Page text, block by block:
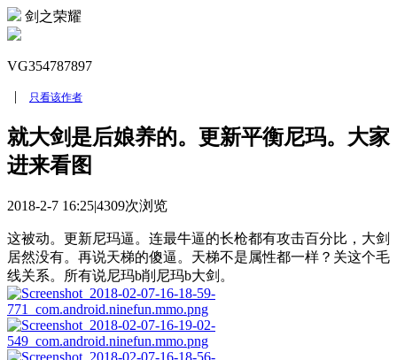
剑之荣耀
VG354787897
|
只看该作者
就大剑是后娘养的。更新平衡尼玛。大家
进来看图
2018-2-7 16:25|4309次浏览
这被动。更新尼玛逼。连最牛逼的长枪都有攻击百分比，大剑
居然没有。再说天梯的傻逼。天梯不是属性都一样？关这个毛
线关系。所有说尼玛b削尼玛b大剑。